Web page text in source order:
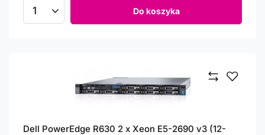
Ilość produktów Do koszyka
Dell PowerEdge R630 2 x Xeon E5-2690 v3 (12-